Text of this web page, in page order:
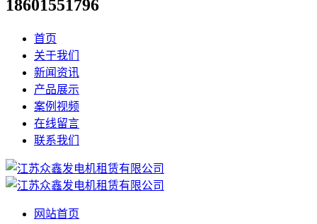
18601551796
首页
关于我们
新闻资讯
产品展示
案例视频
在线留言
联系我们
网站首页